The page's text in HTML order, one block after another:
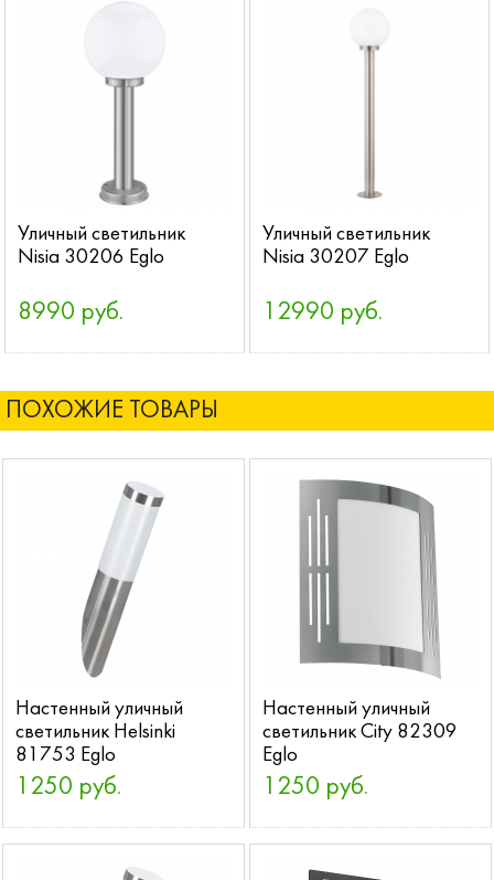
Уличный светильник
Nisia 30206 Eglo
8990 руб.
Уличный светильник
Nisia 30207 Eglo
12990 руб.
ПОХОЖИЕ ТОВАРЫ
Настенный уличный
светильник Helsinki
81753 Eglo
1250 руб.
Настенный уличный
светильник City 82309
Eglo
1250 руб.